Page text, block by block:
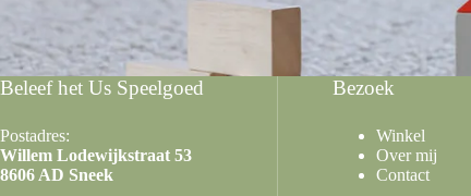
Beleef het Us Speelgoed
Postadres:
Willem Lodewijkstraat 53
8606 AD Sneek
Bezoek
Winkel
Over mij
Contact